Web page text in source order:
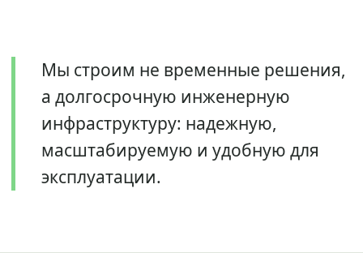
Мы строим не временные решения,
а долгосрочную инженерную
инфраструктуру: надежную,
масштабируемую и удобную для
эксплуатации.